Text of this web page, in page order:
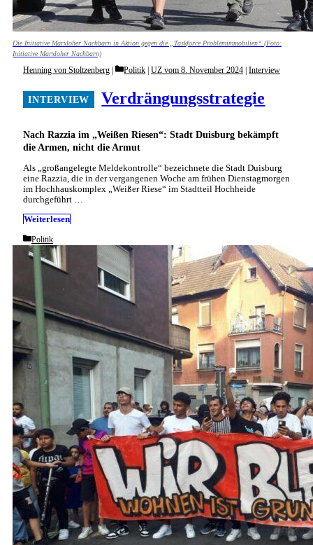
Die Initiative Marxloher Nachbarn in Aktion gegen die „Taskforce Problemimmobilien“ (Foto:
Initiative Marxloher Nachbarn)
Nach Razzia im „Weißen Riesen“: Stadt Duisburg bekämpft
die Armen, nicht die Armut
Verdrängungsstrategie
Henning von Stoltzenberg Categories
Politik | UZ vom 8. November 2024 | Interview
Als „großangelegte Meldekontrolle“ bezeichnete die Stadt Duisburg
eine Razzia, die in der vergangenen Woche am frühen Dienstagmorgen
im Hochhauskomplex „Weißer Riese“ im Stadtteil Hochheide
durchgeführt …
Weiterlesen
Categories
Politik